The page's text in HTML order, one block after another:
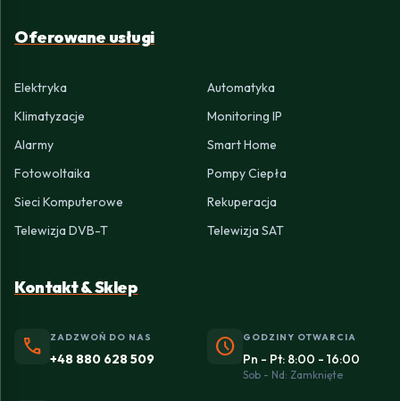
Oferowane usługi
Elektryka
Automatyka
Klimatyzacje
Monitoring IP
Alarmy
Smart Home
Fotowoltaika
Pompy Ciepła
Sieci Komputerowe
Rekuperacja
Telewizja DVB-T
Telewizja SAT
Kontakt & Sklep
phone ZADZWOŃ DO NAS
+48 880 628 509 schedule GODZINY OTWARCIA
Pn - Pt: 8:00 - 16:00
Sob - Nd: Zamknięte